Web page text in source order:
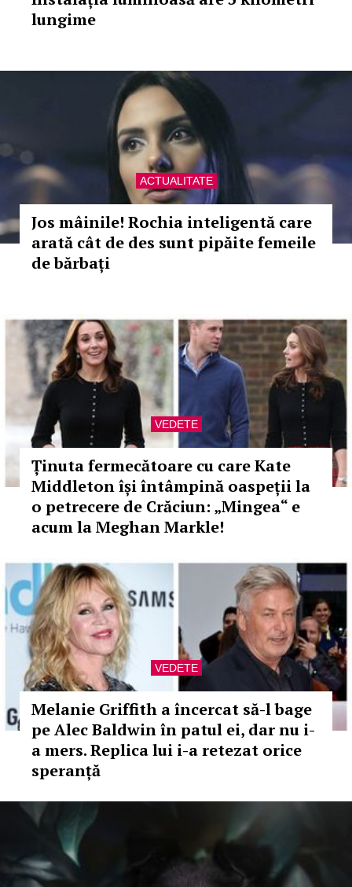
lungime
ACTUALITATE
Jos mâinile! Rochia inteligentă care
arată cât de des sunt pipăite femeile
de bărbați
VEDETE
Ținuta fermecătoare cu care Kate
Middleton își întâmpină oaspeții la
o petrecere de Crăciun: „Mingea“ e
acum la Meghan Markle!
VEDETE
Melanie Griffith a încercat să-l bage
pe Alec Baldwin în patul ei, dar nu i-
a mers. Replica lui i-a retezat orice
speranță